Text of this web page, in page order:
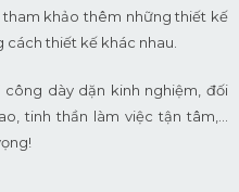
khảo thêm những thiết kế
thiết kế khác nhau.
dày dặn kinh nghiệm, đối
tinh thần làm việc tận tâm,…